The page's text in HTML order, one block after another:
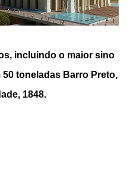
incluindo o maior sino
toneladas Barro Preto,
1848.